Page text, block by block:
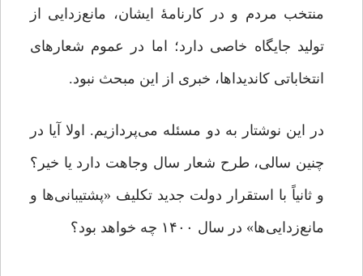
منتخب مردم و در کارنامۀ ایشان، مانع‌زدایی از
تولید جایگاه خاصی دارد؛ اما در عموم شعارهای
انتخاباتی کاندیداها، خبری از این مبحث نبود.
در این نوشتار به دو مسئله می‌پردازیم. اولا آیا در
چنین سالی، طرح شعار سال وجاهت دارد یا خیر؟
و ثانیاً با استقرار دولت جدید تکلیف «پشتیبانی‌ها و
مانع‌زدایی‌ها» در سال ۱۴۰۰ چه خواهد بود؟